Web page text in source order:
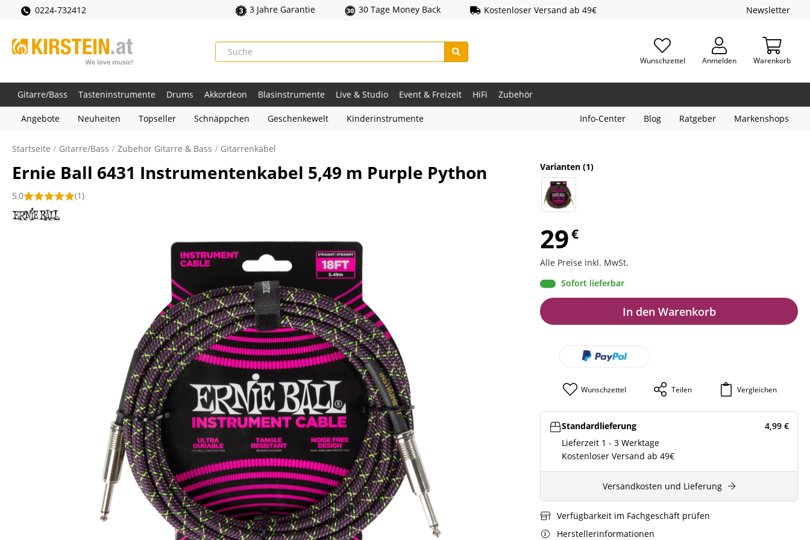
0224-732412 3 Jahre Garantie 30 Tage Money Back Kostenloser Versand ab 49€ Newsletter
Wunschzettel Anmelden Warenkorb
Gitarre/Bass Tasteninstrumente Drums Akkordeon Blasinstrumente Live & Studio Event & Freizeit HiFi Zubehör
Angebote Neuheiten Topseller Schnäppchen Geschenkewelt Kinderinstrumente Info-Center Blog Ratgeber Markenshops
Startseite Gitarre/Bass Zubehör Gitarre & Bass Gitarrenkabel
Ernie Ball 6431 Instrumentenkabel 5,49 m Purple Python
5,0 (1)
Varianten (1)
29€
Alle Preise inkl. MwSt.
Sofort lieferbar
In den Warenkorb
Wunschzettel Teilen Vergleichen
Standardlieferung 4,99 €
Lieferzeit 1 - 3 Werktage
Kostenloser Versand ab 49€
Versandkosten und Lieferung
Verfügbarkeit im Fachgeschäft prüfen
Herstellerinformationen